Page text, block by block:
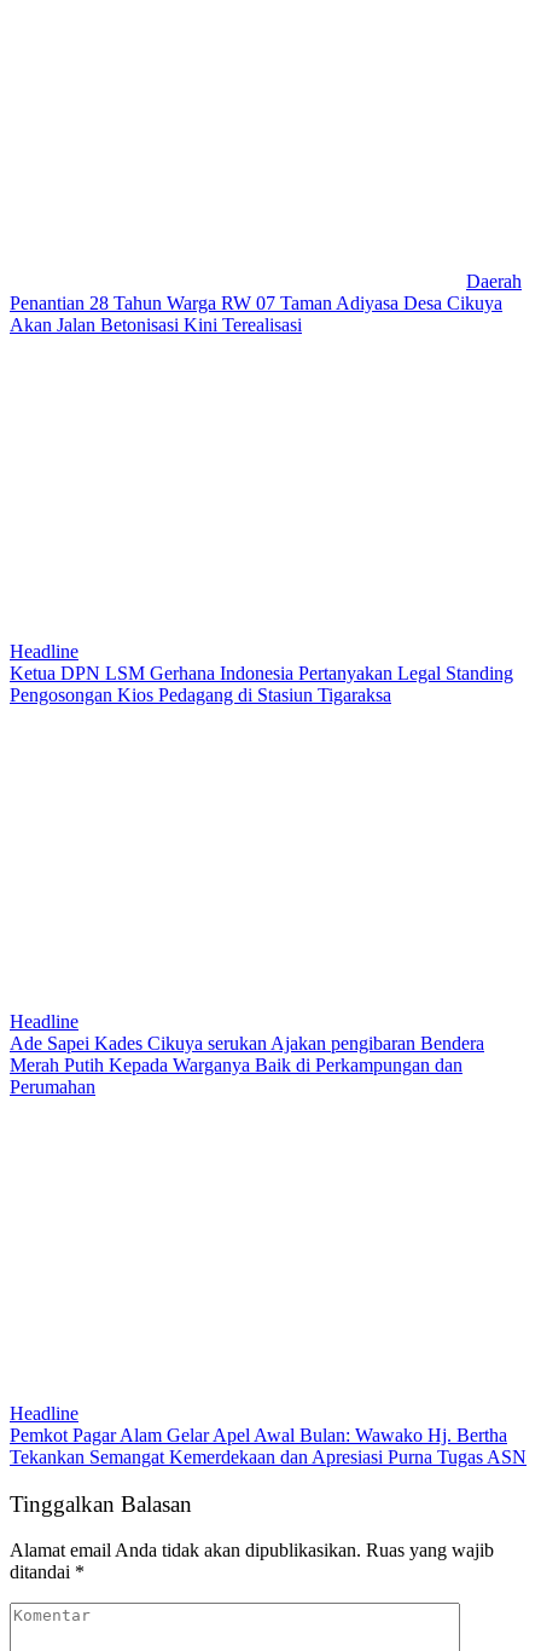
Daerah
Penantian 28 Tahun Warga RW 07 Taman Adiyasa Desa Cikuya
Akan Jalan Betonisasi Kini Terealisasi
Headline
Ketua DPN LSM Gerhana Indonesia Pertanyakan Legal Standing
Pengosongan Kios Pedagang di Stasiun Tigaraksa
Headline
Ade Sapei Kades Cikuya serukan Ajakan pengibaran Bendera
Merah Putih Kepada Warganya Baik di Perkampungan dan
Perumahan
Headline
Pemkot Pagar Alam Gelar Apel Awal Bulan: Wawako Hj. Bertha
Tekankan Semangat Kemerdekaan dan Apresiasi Purna Tugas ASN
Tinggalkan Balasan
Alamat email Anda tidak akan dipublikasikan. Ruas yang wajib
ditandai *